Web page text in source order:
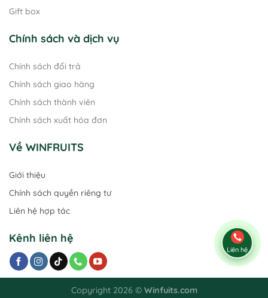
Gift box
Chính sách và dịch vụ
Chính sách đổi trả
Chính sách giao hàng
Chính sách thành viên
Chính sách xuất hóa đơn
Về WINFRUITS
Giới thiệu
Chính sách quyền riêng tư
Liên hệ hợp tác
Kênh liên hệ
Copyright 2026 © Winfuits.com
Liên hệ